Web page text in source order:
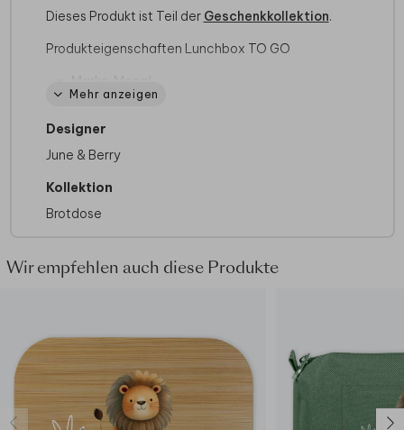
Dieses Produkt ist Teil der Geschenkkollektion.
Produkteigenschaften Lunchbox TO GO
In verschiedenen Farben erhältlich
BPA-frei
Format: 18,5 x 12 x 6,5 cm, geeignet für ca. 4
Scheiben Brot
Teil mit Aufdruck vorzugsweise per Hand
Spülmaschine)
Mehr anzeigen
Designer
June & Berry
Kollektion
Brotdose
Wir empfehlen auch diese Produkte